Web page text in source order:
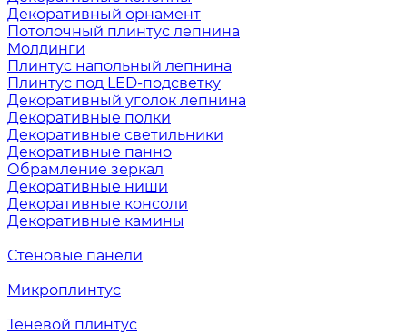
Декоративный орнамент
Потолочный плинтус лепнина
Молдинги
Плинтус напольный лепнина
Плинтус под LED-подсветку
Декоративный уголок лепнина
Декоративные полки
Декоративные светильники
Декоративные панно
Обрамление зеркал
Декоративные ниши
Декоративные консоли
Декоративные камины
Стеновые панели
Микроплинтус
Теневой плинтус